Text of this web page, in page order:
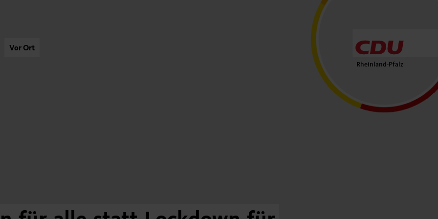
Vor Ort
Rheinland-Pfalz